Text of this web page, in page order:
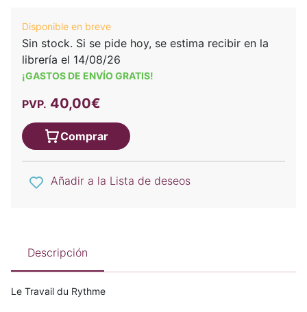
Disponible en breve
Sin stock. Si se pide hoy, se estima recibir en la
librería el 14/08/26
¡GASTOS DE ENVÍO GRATIS!
PVP. 40,00€
Comprar
Añadir a la Lista de deseos
Descripción
Le Travail du Rythme